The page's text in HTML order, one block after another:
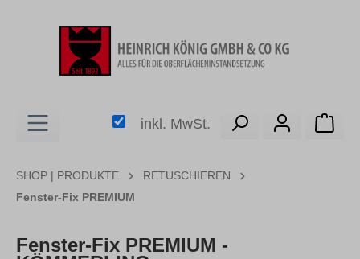
inkl. MwSt.
SHOP | PRODUKTE
RETUSCHIEREN
Fenster-Fix PREMIUM
Fenster-Fix PREMIUM -